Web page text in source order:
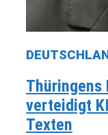
verteidigt
Texten